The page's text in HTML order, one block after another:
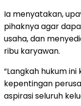
Ia menyatakan,
pihaknya agar
usaha, dan
ribu karyawan.
“Langkah hukum
kepentingan
aspirasi seluruh